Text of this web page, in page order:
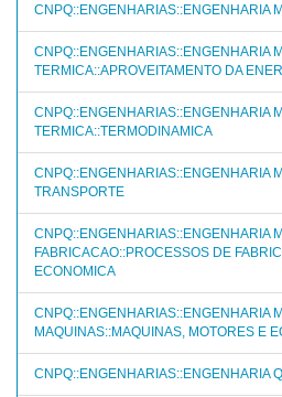
CNPQ::ENGENHARIAS::ENGENHARIA
CNPQ::ENGENHARIAS::ENGENHARIA
TERMICA::APROVEITAMENTO DA
CNPQ::ENGENHARIAS::ENGENHARIA
TERMICA::TERMODINAMICA
CNPQ::ENGENHARIAS::ENGENHARIA
TRANSPORTE
CNPQ::ENGENHARIAS::ENGENHARIA
FABRICACAO::PROCESSOS DE
ECONOMICA
CNPQ::ENGENHARIAS::ENGENHARIA
MAQUINAS::MAQUINAS, MOTORES E
CNPQ::ENGENHARIAS::ENGENHARIA